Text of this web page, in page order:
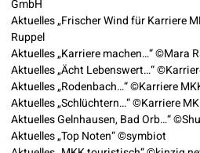
GmbH
Aktuelles „Frischer Wind für Karriere
Ruppel
Aktuelles „Karriere machen…“ ©Mara
Aktuelles „Ächt Lebenswert…“
Aktuelles „Rodenbach…“ ©Karriere
Aktuelles „Schlüchtern…“ ©Karriere
Aktuelles Gelnhausen, Bad Orb…“
Aktuelles „Top Noten“ ©symbiot